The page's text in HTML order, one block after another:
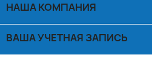
НАША КОМПАНИЯ
ВАША УЧЕТНАЯ ЗАПИСЬ